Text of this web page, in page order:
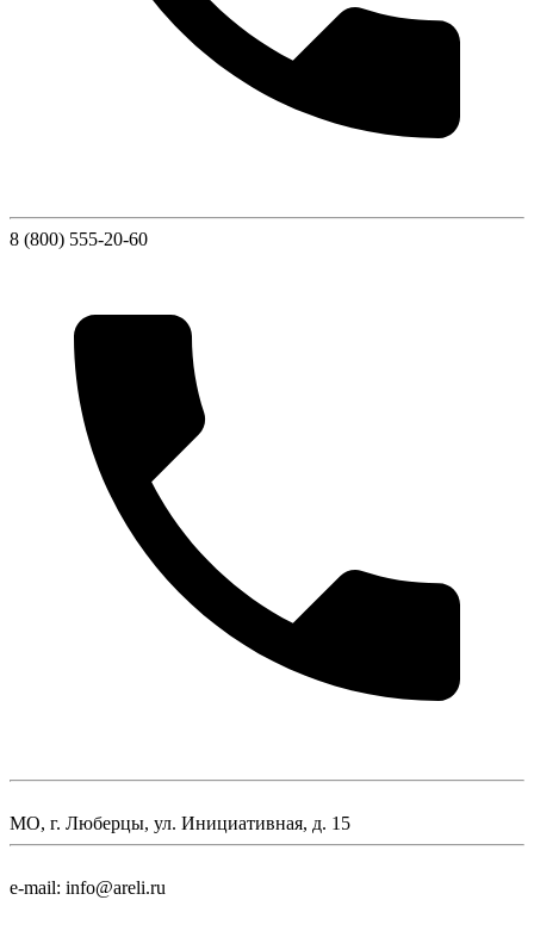
8 (800) 555-20-60
МО, г. Люберцы, ул. Инициативная, д. 15
e-mail: info@areli.ru